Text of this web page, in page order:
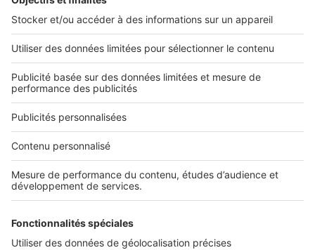
Nos applications
Découvrez nos applications
Services pro
Accès client